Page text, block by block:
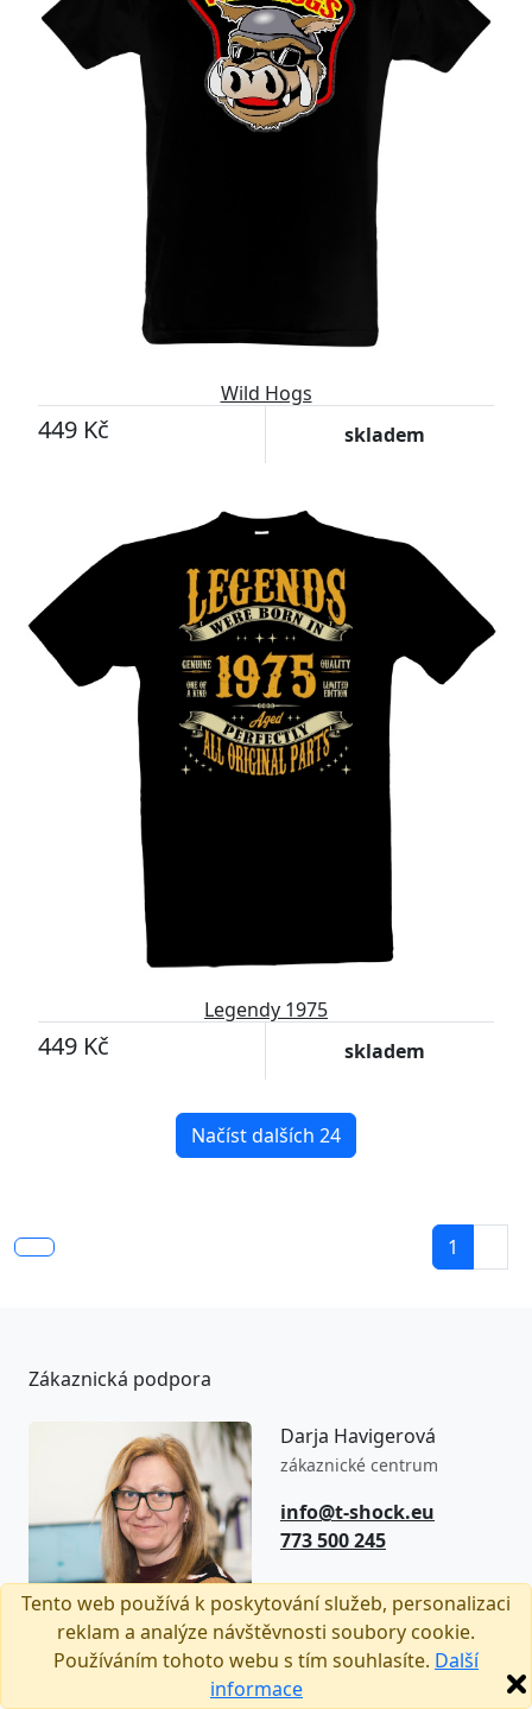
Tento web používá k poskytování služeb, personalizaci
reklam a analýze návštěvnosti soubory cookie.
Používáním tohoto webu s tím souhlasíte. Další
informace
Wild Hogs
449 Kč skladem
Legendy 1975
449 Kč skladem
Načíst dalších 24
1
Zákaznická podpora
Darja Havigerová
zákaznické centrum
info@t-shock.eu
773 500 245
8:00–16:00
(Po–Pá)